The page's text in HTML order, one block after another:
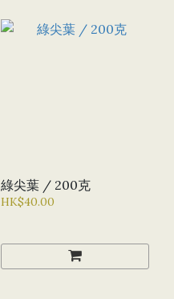
綠尖葉 / 200克
HK$40.00